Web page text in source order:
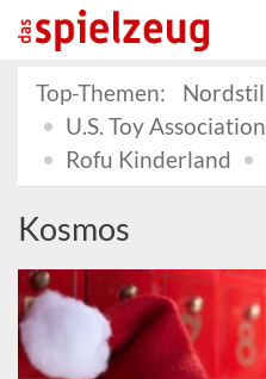
Top-Themen:
Nordstil
U.S. Toy Association
Rofu Kinderland
Kosmos